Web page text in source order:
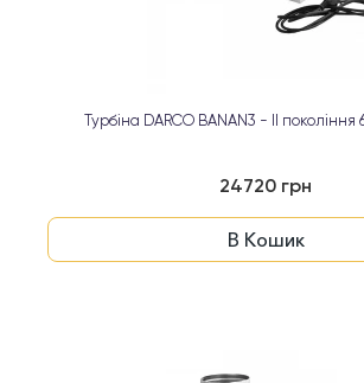
Турбіна DARCO BANAN3 - ІІ
24720 грн
В Кошик